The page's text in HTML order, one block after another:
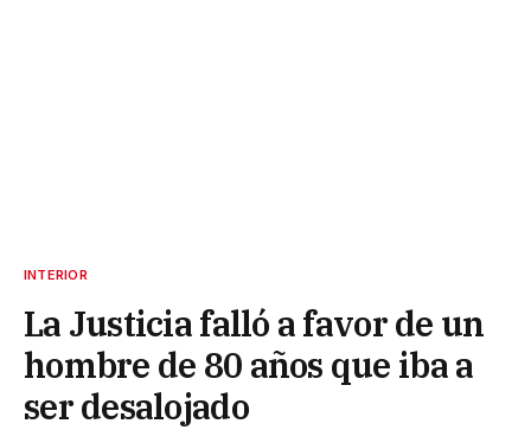
INTERIOR
La Justicia falló a favor de un
hombre de 80 años que iba a
ser desalojado